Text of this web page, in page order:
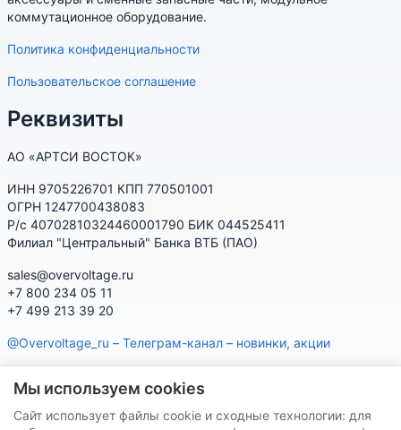
коммутационное оборудование.
Политика конфиденциальности
Пользовательское соглашение
Реквизиты
АО «АРТСИ ВОСТОК»
ИНН 9705226701 КПП 770501001
ОГРН 1247700438083
Р/с 40702810324460001790 БИК 044525411
Филиал "Центральный" Банка ВТБ (ПАО)
sales@overvoltage.ru
+7 800 234 05 11
+7 499 213 39 20
@Overvoltage_ru – Телеграм-канал – новинки, акции
характеристики, наличие, подбор
Нашу продукцию Вы можете приобрести на маркетплейсах
Мы используем cookies
Сайт использует файлы cookie и сходные технологии: для